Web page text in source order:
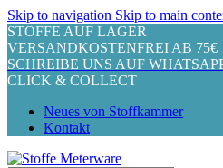
Skip to navigation Skip to main
STOFFE AUF LAGER
VERSANDKOSTENFREI AB 75€
SCHREIBE UNS AUF
CLICK & COLLECT
Neues von Stoffkammer
Kontakt